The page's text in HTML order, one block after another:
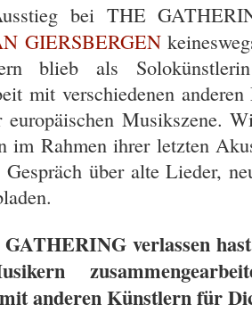
bei THE
GIERSBERGEN
blieb als
mit verschiedenen
europäischen Musikszene.
im Rahmen ihrer letzten
über alte Lieder,
verlassen
anderen Künstlern für